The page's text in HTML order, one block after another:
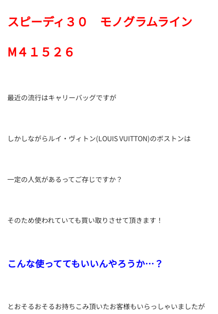
スピーディ３０ モノグラムライン
M４１５２６
最近の流行はキャリーバッグですが
しかしながらルイ・ヴィトン(LOUIS VUITTON)のボストンは
一定の人気があるってご存じですか？
そのため使われていても買い取りさせて頂きます！
こんな使っててもいいんやろうか…？
とおそるおそるお持ちこみ頂いたお客様もいらっしゃいましたが